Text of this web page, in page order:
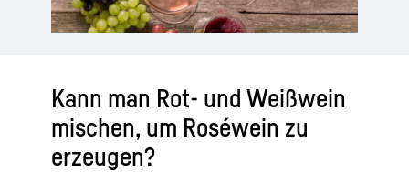
Kann man Rot- und Weißwein
mischen, um Roséwein zu
erzeugen?